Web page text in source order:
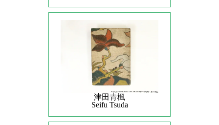
津田青楓
Seifu Tsuda